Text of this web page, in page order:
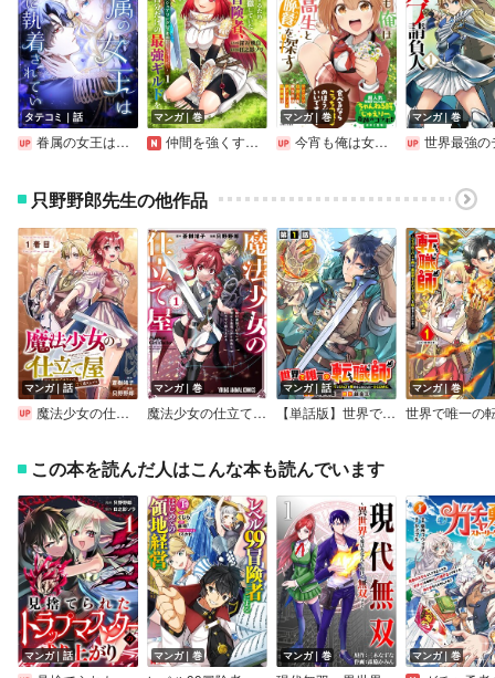
タテコミ｜話
眷属の女王は夜に執着されている【フルカラー】
マンガ｜巻
仲間を強くするため支援に徹していた中年冒険者、追放され自分だけの最強ギルドを作る ～【シェアリング】スキルでステータスは思いのまま！ 恩恵に気づいたってもう遅い！～
マンガ｜巻
今宵も俺は女子高生と雑草（晩餐）を探す（コミック）【電子版特典付】
マンガ｜巻
世界最強のデバフ請負人 ～仲間のデバフを肩代わりしていたら、いつの間にか無敵の肉体が完成していました～【デジ
只野野郎先生の他作品
マンガ｜話
魔法少女の仕立て屋～彼は最強ではないが、彼女を最強にする衣装を仕立てて成り上がる～［ばら売り］
マンガ｜巻
魔法少女の仕立て屋～彼は最強ではないが、彼女を最強にする衣装を仕立てて成り上がる～
マンガ｜話
【単話版】世界で唯一の転職師～ジョブホッパーな俺は、異世界ですべてのジョブを極めることにした～＠COMIC
マンガ｜巻
この本を読んだ人はこんな本も読んでいます
マンガ｜話 マンガ｜巻 マンガ｜巻 マンガ｜巻